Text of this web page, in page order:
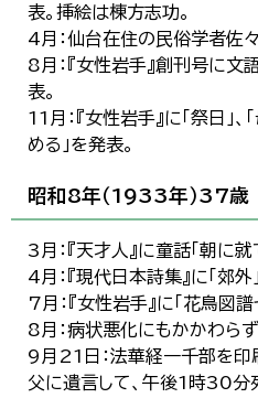
表。挿絵は棟方志功。
4月：仙台在住の民俗学者佐
8月：『女性岩手』創刊号に文語
表。
11月：『女性岩手』に「祭日」、
める」を発表。
昭和8年（1933年）37歳
3月：『天才人』に童話「朝に
4月：『現代日本詩集』に「郊外
7月：『女性岩手』に「花鳥図譜
8月：病状悪化にもかかわら
9月21日：法華経一千部を印
父に遺言して、午後1時30分